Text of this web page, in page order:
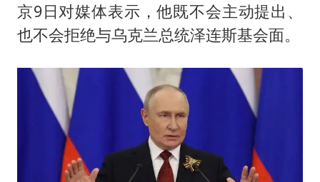
老中医：立秋后养心是关键
胡彦斌获《歌手2026》歌王
名创优品回应女子吐槽内裤质量差
飞机票免费退改真的来了
京9日对媒体表示，他既不会主动提出、
也不会拒绝与乌克兰总统泽连斯基会面。